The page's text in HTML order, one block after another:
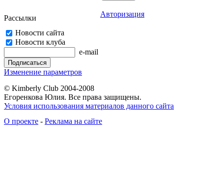
Рассылки
Новости сайта
Новости клуба
e-mail
Изменение параметров
Авторизация
© Kimberly Club 2004-2008
Егоренкова Юлия. Все права защищены.
Условия использования материалов данного сайта
О проекте - Реклама на сайте